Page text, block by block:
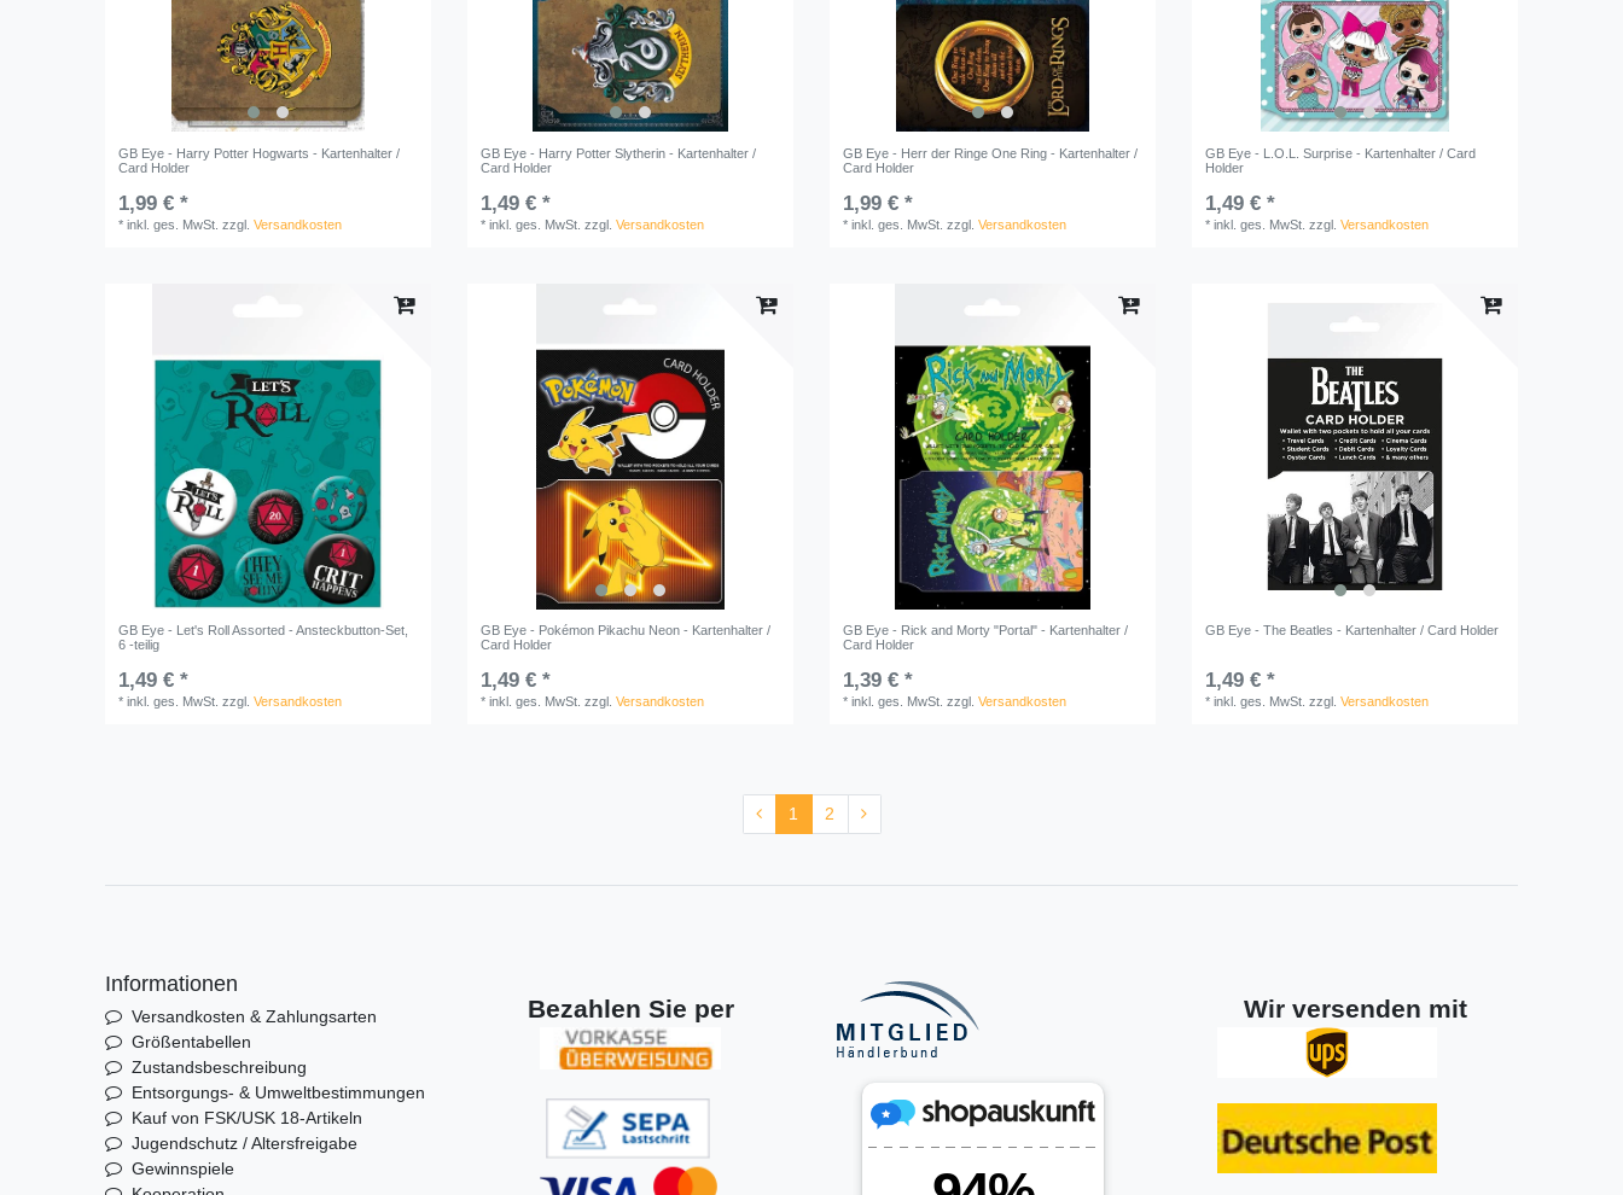
GB Eye - Harry Potter Hogwarts - Kartenhalter /
Card Holder
1,99 € *
*inkl. ges. MwSt. zzgl.Versandkosten
GB Eye - Harry Potter Slytherin - Kartenhalter /
Card Holder
1,49 € *
*inkl. ges. MwSt. zzgl.Versandkosten
GB Eye - Herr der Ringe One Ring - Kartenhalter /
Card Holder
1,99 € *
*inkl. ges. MwSt. zzgl.Versandkosten
GB Eye - L.O.L. Surprise - Kartenhalter / Card
Holder
1,49 € *
*inkl. ges. MwSt. zzgl.Versandkosten
GB Eye - Let's Roll Assorted - Ansteckbutton-Set,
6 -teilig
1,49 € *
*inkl. ges. MwSt. zzgl.Versandkosten
GB Eye - Pokémon Pikachu Neon - Kartenhalter /
Card Holder
1,49 € *
*inkl. ges. MwSt. zzgl.Versandkosten
GB Eye - Rick and Morty "Portal" - Kartenhalter /
Card Holder
1,39 € *
*inkl. ges. MwSt. zzgl.Versandkosten
GB Eye - The Beatles - Kartenhalter / Card Holder
1,49 € *
*inkl. ges. MwSt. zzgl.Versandkosten
1 2
Informationen
Versandkosten & Zahlungsarten
Größentabellen
Zustandsbeschreibung
Entsorgungs- & Umweltbestimmungen
Kauf von FSK/USK 18-Artikeln
Jugendschutz / Altersfreigabe
Gewinnspiele
Bezahlen Sie per Wir versenden mit